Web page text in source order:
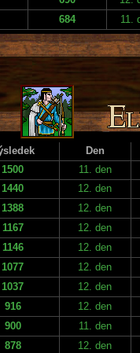
684 11.
Den
1500
11. den
1440
12. den
1388
12. den
1167
12. den
1146
12. den
1077
12. den
1037
12. den
916
12. den
900
11. den
878 12. den